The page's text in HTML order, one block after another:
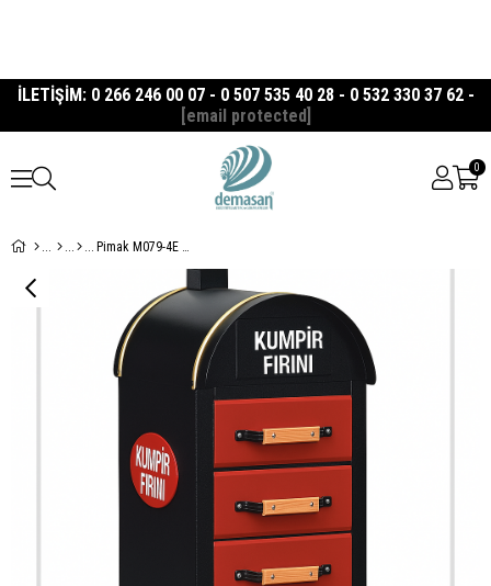
İLETİŞİM: 0 266 246 00 07 - 0 507 535 40 28 - 0 532 330 37 62 -
[email protected]
0
Pimak M079-4E Elektrikli Kumpir Fırını – 4 Çekmeceli Profesyonel